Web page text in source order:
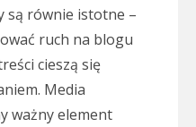
są równie istotne –
ruch na blogu
cieszą się
Media
ważny element